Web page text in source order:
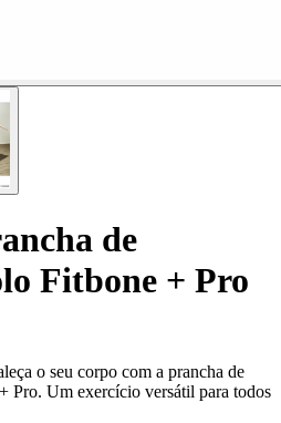
de
Fitbone + Pro
o seu corpo com a prancha de
Pro. Um exercício versátil para todos